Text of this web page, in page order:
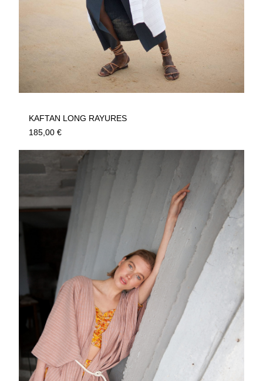
KAFTAN LONG RAYURES
185,00€